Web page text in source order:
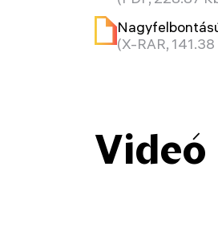
(X-RAR,
Videó